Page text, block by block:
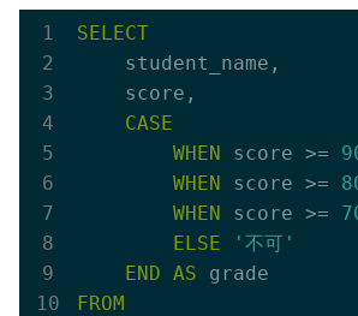
SELECT
    student_name,
    score,
CASE
WHEN score >=
WHEN score >=
WHEN score >=
ELSE
'不可'
END AS
FROM